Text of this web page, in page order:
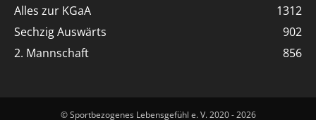
Alles zur KGaA
1312
Sechzig Auswärts
902
2. Mannschaft
856
© Sportbezogenes Lebensgefühl e. V. 2020 - 2026